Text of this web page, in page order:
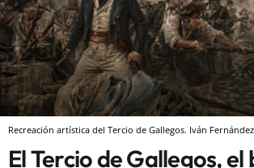
Recreación artística del Tercio de Gallegos. Iván
El Tercio de Gallegos,